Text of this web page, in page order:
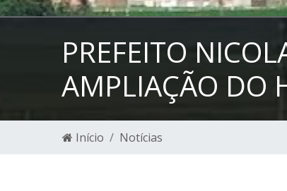
PREFEITO
AMPLIAÇÃO DO
Início Notícias